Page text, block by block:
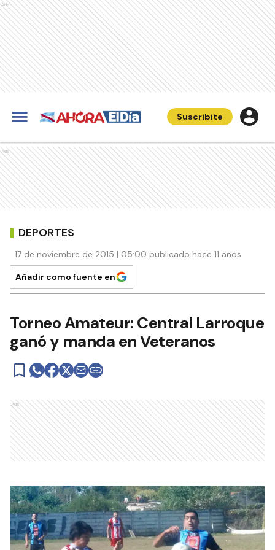
Ads
Suscribite
Ads
DEPORTES
17 de noviembre de 2015 | 05:00 publicado hace 11 años
Añadir como fuente en
Torneo Amateur: Central Larroque
ganó y manda en Veteranos
Ads